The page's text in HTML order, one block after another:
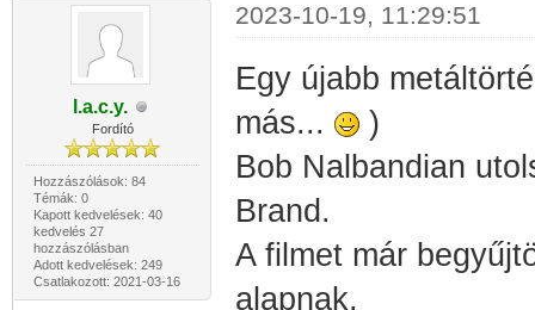
l.a.c.y.
Fordító
Hozzászólások: 84
Témák: 0
Kapott kedvelések: 40
kedvelés 27
hozzászólásban
Adott kedvelések: 249
Csatlakozott: 2021-03-16
2023-10-19, 11:29:51
Egy újabb
más...
)
Bob Nalbandian
Brand.
A filmet már
alapnak.